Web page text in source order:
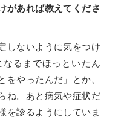
があれば教えてくださ
しないように気をつけ
るまでほっといたん
をやったんだ」とか、
ね。あと病気や症状だ
を診るようにしていま